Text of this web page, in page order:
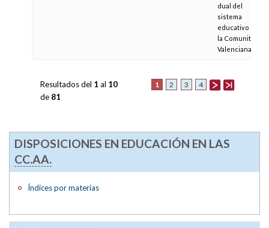
dual del
sistema
educativo en
la Comunitat
Valenciana
1 2 3 4
Resultados del 1 al 10
de 81
DISPOSICIONES EN EDUCACIÓN EN LAS
CC.AA.
Índices por materias